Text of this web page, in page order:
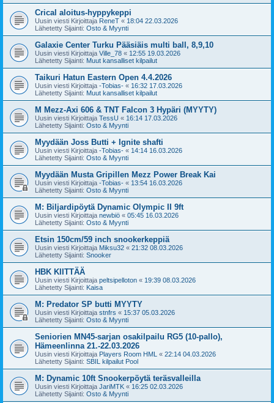
Crical aloitus-hyppykeppi
Uusin viesti Kirjoittaja ReneT « 18:04 22.03.2026
Lähetetty Sijainti: Osto & Myynti
Galaxie Center Turku Pääsiäis multi ball, 8,9,10
Uusin viesti Kirjoittaja Ville_78 « 12:55 19.03.2026
Lähetetty Sijainti: Muut kansalliset kilpailut
Taikuri Hatun Eastern Open 4.4.2026
Uusin viesti Kirjoittaja -Tobias- « 16:32 17.03.2026
Lähetetty Sijainti: Muut kansalliset kilpailut
M Mezz-Axi 606 & TNT Falcon 3 Hypäri (MYYTY)
Uusin viesti Kirjoittaja TessU « 16:14 17.03.2026
Lähetetty Sijainti: Osto & Myynti
Myydään Joss Butti + Ignite shafti
Uusin viesti Kirjoittaja -Tobias- « 14:14 16.03.2026
Lähetetty Sijainti: Osto & Myynti
Myydään Musta Gripillen Mezz Power Break Kai
Uusin viesti Kirjoittaja -Tobias- « 13:54 16.03.2026
Lähetetty Sijainti: Osto & Myynti
M: Biljardipöytä Dynamic Olympic II 9ft
Uusin viesti Kirjoittaja newbiö « 05:45 16.03.2026
Lähetetty Sijainti: Osto & Myynti
Etsin 150cm/59 inch snookerkeppiä
Uusin viesti Kirjoittaja Miksu32 « 21:32 08.03.2026
Lähetetty Sijainti: Snooker
HBK KIITTÄÄ
Uusin viesti Kirjoittaja peltsipelloton « 19:39 08.03.2026
Lähetetty Sijainti: Kaisa
M: Predator SP butti MYYTY
Uusin viesti Kirjoittaja stnfrs « 15:37 05.03.2026
Lähetetty Sijainti: Osto & Myynti
Seniorien MN45-sarjan osakilpailu RG5 (10-pallo),
Hämeenlinna 21.-22.03.2026
Uusin viesti Kirjoittaja Players Room HML « 22:14 04.03.2026
Lähetetty Sijainti: SBIL kilpailut Pool
M: Dynamic 10ft Snookerpöytä teräsvalleilla
Uusin viesti Kirjoittaja JariMTK « 16:25 02.03.2026
Lähetetty Sijainti: Osto & Myynti